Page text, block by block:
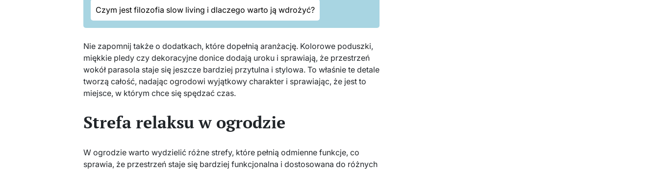
Czym jest filozofia slow living i dlaczego warto ją wdrożyć?
Nie zapomnij także o dodatkach, które dopełnią aranżację. Kolorowe poduszki,
miękkie pledy czy dekoracyjne donice dodają uroku i sprawiają, że przestrzeń
wokół parasola staje się jeszcze bardziej przytulna i stylowa. To właśnie te detale
tworzą całość, nadając ogrodowi wyjątkowy charakter i sprawiając, że jest to
miejsce, w którym chce się spędzać czas.
Strefa relaksu w ogrodzie
W ogrodzie warto wydzielić różne strefy, które pełnią odmienne funkcje, co
sprawia, że przestrzeń staje się bardziej funkcjonalna i dostosowana do różnych